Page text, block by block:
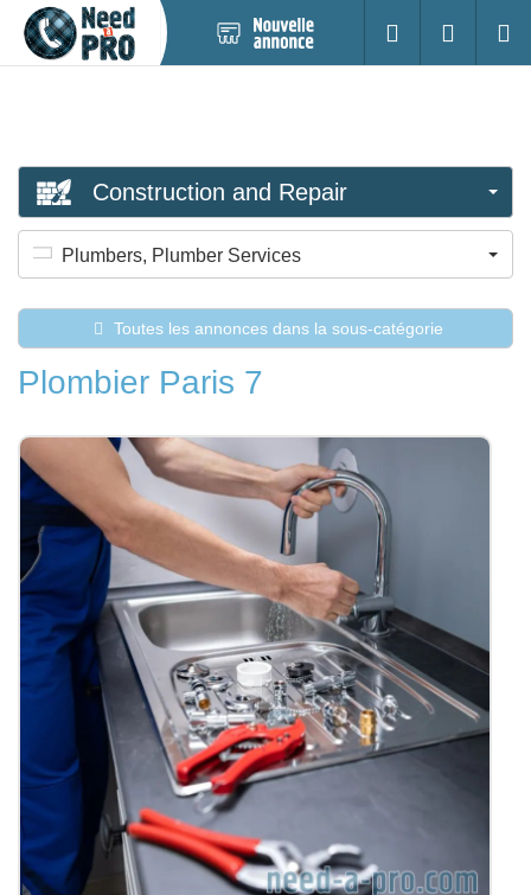
annonce
S'identifier
Construction and Repair
Plumbers, Plumber Services
Toutes les annonces dans la sous-catégorie
Plombier Paris 7